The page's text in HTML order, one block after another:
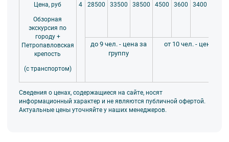
крепости производится традиционный выстрел
сигнальной пушки — мы можем подстроить
маршрут так, чтобы вы увидели это событие.
Принимаем наличные, карты, переводы по QR-коду и
счета. Документы отправим через ЭДО (Диадок,
СБИС). Оплата только после составления договора.
Цена, руб
Обзорная
экскурсия по
городу +
Петропавловская
крепость
(с транспортом)
4 28500 33500 38500 4500 3600 3400
до 9 чел. - цена за
группу
от 10 чел. - цена на
Сведения о ценах, содержащиеся на сайте, носят
информационный характер и не являются публичной офертой.
Актуальные цены уточняйте у наших менеджеров.